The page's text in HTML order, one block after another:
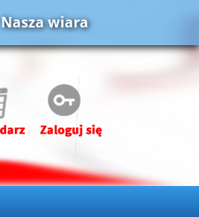
Nasza wiara